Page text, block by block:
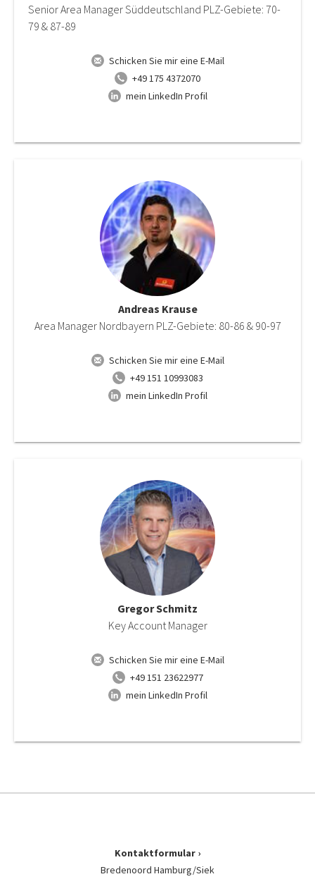
Senior Area Manager Süddeutschland PLZ-Gebiete: 70-
79 & 87-89
Schicken Sie mir eine E-Mail
+49 175 4372070
mein LinkedIn Profil
Andreas Krause
Area Manager Nordbayern PLZ-Gebiete: 80-86 & 90-97
Schicken Sie mir eine E-Mail
+49 151 10993083
mein LinkedIn Profil
Gregor Schmitz
Key Account Manager
Schicken Sie mir eine E-Mail
+49 151 23622977
mein LinkedIn Profil
Kontaktformular
Bredenoord Hamburg/Siek